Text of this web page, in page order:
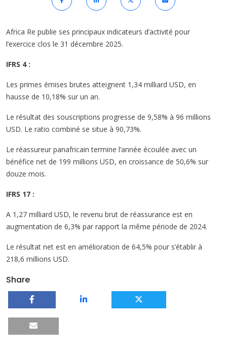
Africa Re publie ses principaux indicateurs d’activité pour
l’exercice clos le 31 décembre 2025.
IFRS 4 :
Les primes émises brutes atteignent 1,34 milliard USD, en
hausse de 10,18% sur un an.
Le résultat des souscriptions progresse de 9,58% à 96 millions
USD. Le ratio combiné se situe à 90,73%.
Le réassureur panafricain termine l’année écoulée avec un
bénéfice net de 199 millions USD, en croissance de 50,6% sur
douze mois.
IFRS 17 :
A 1,27 milliard USD, le revenu brut de réassurance est en
augmentation de 6,3% par rapport la même période de 2024.
Le résultat net est en amélioration de 64,5% pour s’établir à
218,6 millions USD.
Share